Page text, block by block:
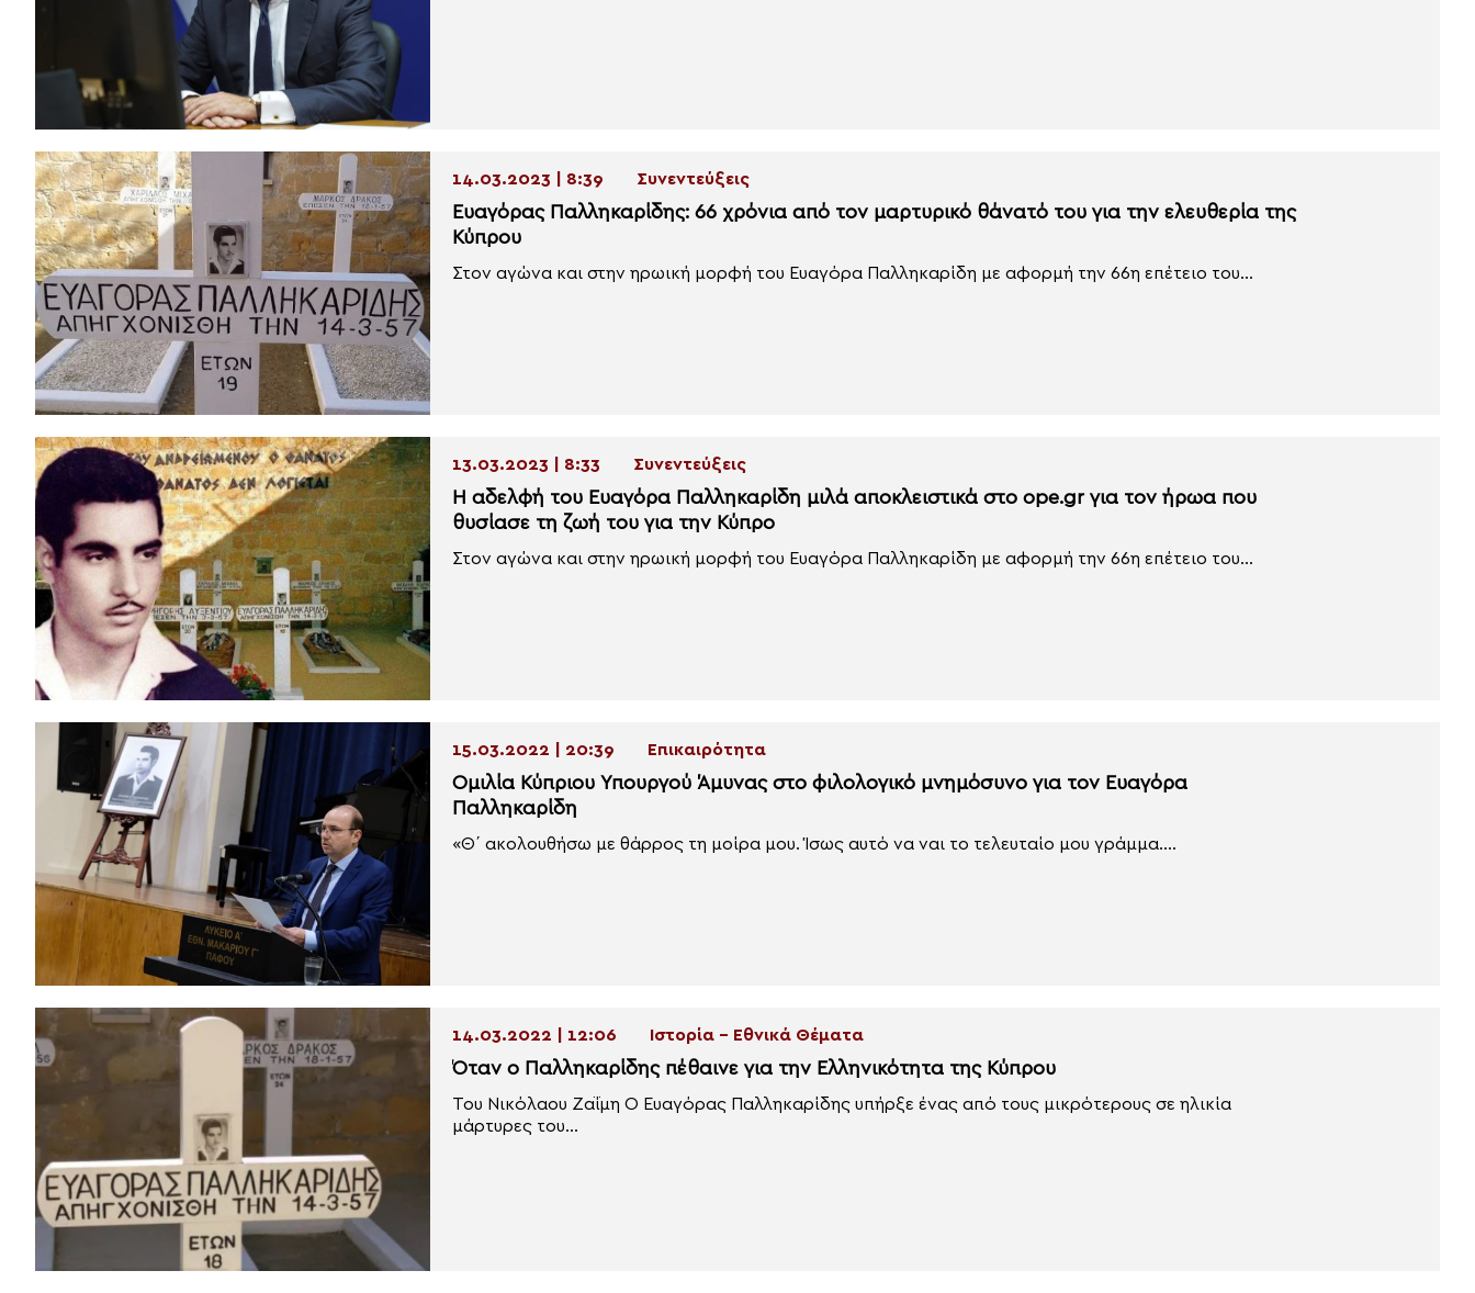
14.03.2023 | 8:39 Συνεντεύξεις
Ευαγόρας Παλληκαρίδης: 66 χρόνια από τον μαρτυρικό θάνατό του για την ελευθερία της
Κύπρου
Στον αγώνα και στην ηρωική μορφή του Ευαγόρα Παλληκαρίδη με αφορμή την 66η επέτειο του...
13.03.2023 | 8:33 Συνεντεύξεις
Η αδελφή του Ευαγόρα Παλληκαρίδη μιλά αποκλειστικά στο ope.gr για τον ήρωα που
θυσίασε τη ζωή του για την Κύπρο
Στον αγώνα και στην ηρωική μορφή του Ευαγόρα Παλληκαρίδη με αφορμή την 66η επέτειο του...
15.03.2022 | 20:39 Επικαιρότητα
Ομιλία Κύπριου Υπουργού Άμυνας στο φιλολογικό μνημόσυνο για τον Ευαγόρα
Παλληκαρίδη
«Θ΄ ακολουθήσω με θάρρος τη μοίρα μου. Ίσως αυτό να ναι το τελευταίο μου γράμμα....
14.03.2022 | 12:06 Ιστορία - Εθνικά Θέματα
Όταν ο Παλληκαρίδης πέθαινε για την Ελληνικότητα της Κύπρου
Του Νικόλαου Ζαΐμη Ο Ευαγόρας Παλληκαρίδης υπήρξε ένας από τους μικρότερους σε ηλικία
μάρτυρες του...